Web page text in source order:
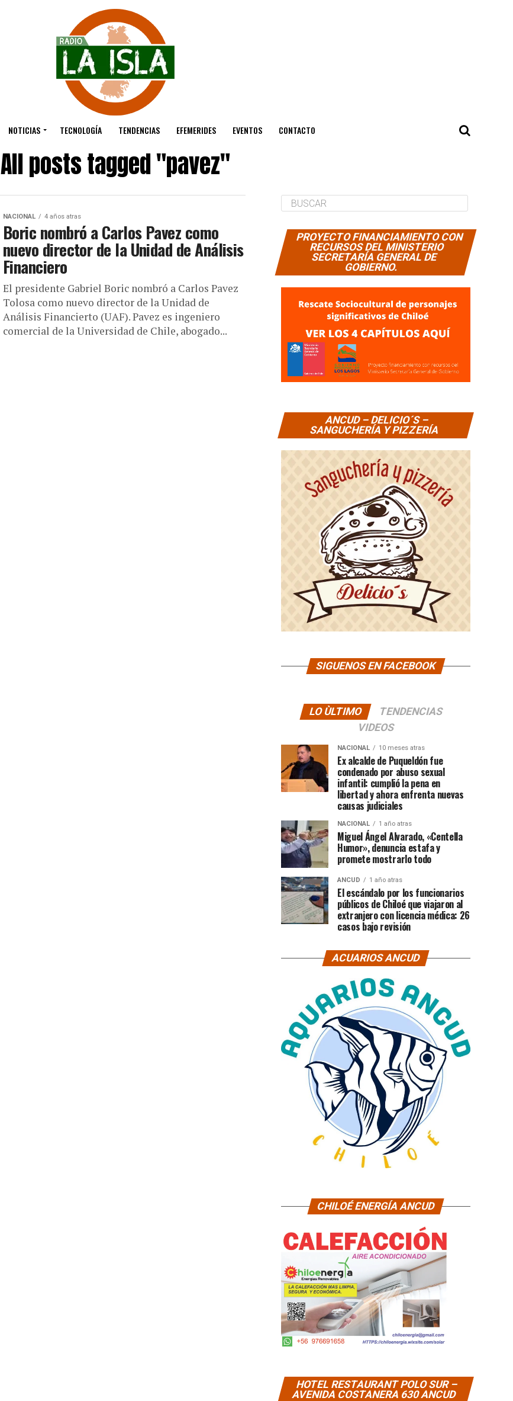
NOTICIAS TECNOLOGÍA TENDENCIAS EFEMERIDES EVENTOS CONTACTO
All posts tagged "pavez"
NACIONAL 4 años atras
Boric nombró a Carlos Pavez como
nuevo director de la Unidad de Análisis
Financiero
El presidente Gabriel Boric nombró a Carlos Pavez
Tolosa como nuevo director de la Unidad de
Análisis Financierto (UAF). Pavez es ingeniero
comercial de la Universidad de Chile, abogado...
PROYECTO FINANCIAMIENTO CON
RECURSOS DEL MINISTERIO
SECRETARÍA GENERAL DE
GOBIERNO.
ANCUD – DELICIO´S –
SANGUCHERÍA Y PIZZERÍA
SIGUENOS EN FACEBOOK
LO ÙLTIMO
TENDENCIAS
VIDEOS
NACIONAL 10 meses atras
Ex alcalde de Puqueldón fue
condenado por abuso sexual
infantil: cumplió la pena en
libertad y ahora enfrenta nuevas
causas judiciales
NACIONAL 1 año atras
Miguel Ángel Alvarado, «Centella
Humor», denuncia estafa y
promete mostrarlo todo
ANCUD 1 año atras
El escándalo por los funcionarios
públicos de Chiloé que viajaron al
extranjero con licencia médica: 26
casos bajo revisión
ACUARIOS ANCUD
CHILOÉ ENERGÍA ANCUD
HOTEL RESTAURANT POLO SUR –
AVENIDA COSTANERA 630 ANCUD